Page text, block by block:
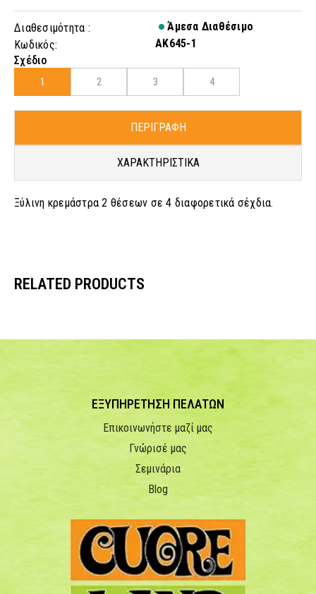
Διαθεσιμότητα :
Άμεσα Διαθέσιμο
Κωδικός:
AK645-1
Σχέδιο
1 2 3 4
ΠΕΡΙΓΡΑΦΗ
ΧΑΡΑΚΤΗΡΙΣΤΙΚΑ
Ξύλινη κρεμάστρα 2 θέσεων σε 4 διαφορετικά σέχδια.
RELATED PRODUCTS
ΕΞΥΠΗΡΕΤΗΣΗ ΠΕΛΑΤΩΝ
Επικοινωνήστε μαζί μας
Γνώρισέ μας
Σεμινάρια
Blog